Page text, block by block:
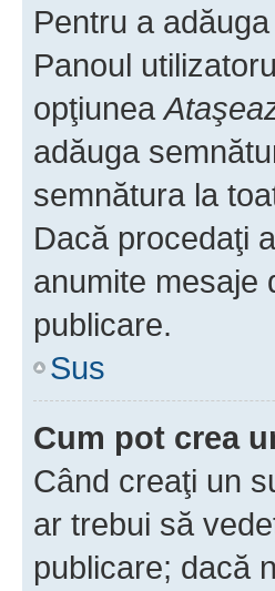
Pentru a
Panoul
opţiunea
adăuga
semnătura la
Dacă procedaţi
anumite mesaje
publicare.
Sus
Cum pot crea
Când creaţi un
ar trebui să
publicare; dacă